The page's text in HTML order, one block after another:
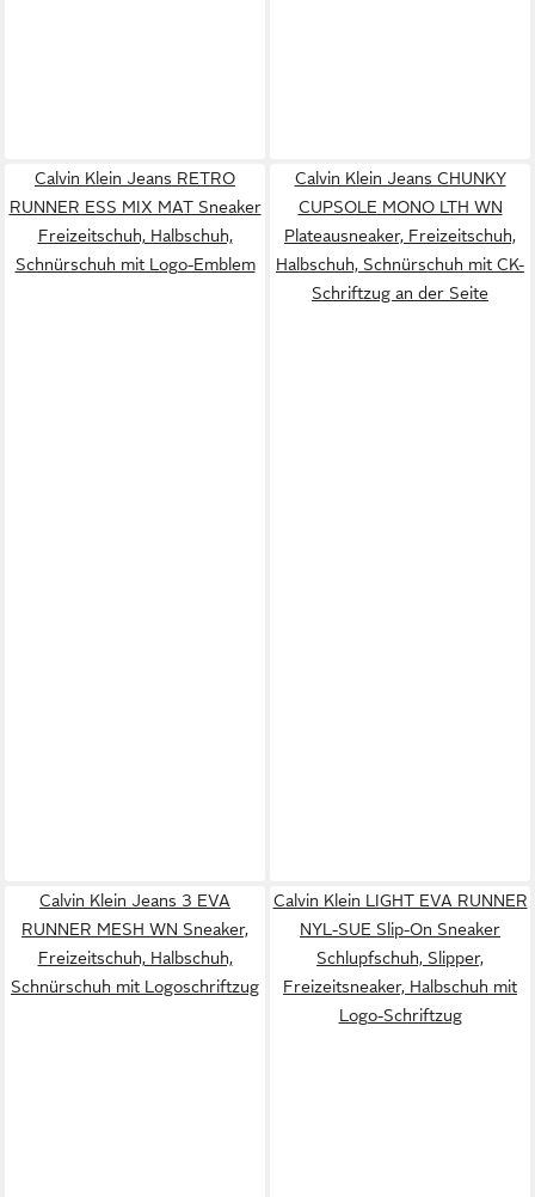
Calvin Klein Jeans RETRO
RUNNER ESS MIX MAT Sneaker
Freizeitschuh, Halbschuh,
Schnürschuh mit Logo-Emblem
Calvin Klein Jeans CHUNKY
CUPSOLE MONO LTH WN
Plateausneaker, Freizeitschuh,
Halbschuh, Schnürschuh mit CK-
Schriftzug an der Seite
Calvin Klein Jeans 3 EVA
RUNNER MESH WN Sneaker,
Freizeitschuh, Halbschuh,
Schnürschuh mit Logoschriftzug
Calvin Klein LIGHT EVA RUNNER
NYL-SUE Slip-On Sneaker
Schlupfschuh, Slipper,
Freizeitsneaker, Halbschuh mit
Logo-Schriftzug